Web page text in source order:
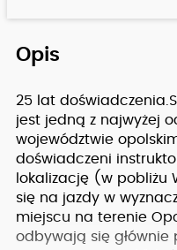
Opis
25 lat
jest jedną z najwyżej
województwie
doświadczeni
lokalizację (w pobliżu
się na jazdy w
miejscu na terenie
odbywają się głównie